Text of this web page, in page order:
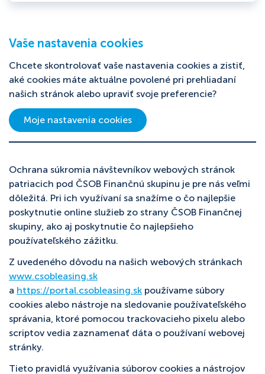
Vaše nastavenia cookies
Chcete skontrolovať vaše nastavenia cookies a zistiť,
aké cookies máte aktuálne povolené pri prehliadaní
našich stránok alebo upraviť svoje preferencie?
Moje nastavenia cookies
Ochrana súkromia návštevníkov webových stránok
patriacich pod ČSOB Finančnú skupinu je pre nás veľmi
dôležitá. Pri ich využívaní sa snažíme o čo najlepšie
poskytnutie online služieb zo strany ČSOB Finančnej
skupiny, ako aj poskytnutie čo najlepšieho
používateľského zážitku.
Z uvedeného dôvodu na našich webových stránkach
www.csobleasing.sk
a https://portal.csobleasing.sk používame súbory
cookies alebo nástroje na sledovanie používateľského
správania, ktoré pomocou trackovacieho pixelu alebo
scriptov vedia zaznamenať dáta o používaní webovej
stránky.
Tieto pravidlá využívania súborov cookies a nástrojov